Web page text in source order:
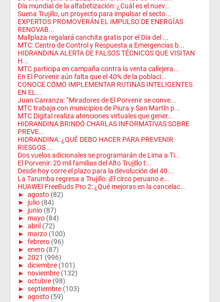
Día mundial de la alfabetización: ¿Cuál es el nuev...
Suena Trujillo, un proyecto para impulsar el secto...
EXPERTOS PROMOVERÁN EL IMPULSO DE ENERGÍAS
RENOVAB...
Mallplaza regalará canchita gratis por el Día del ...
MTC: Centro de Control y Respuesta a Emergencias b...
HIDRANDINA ALERTA DE FALSOS TÉCNICOS QUE VISITAN
H...
MTC participa en campaña contra la venta callejera...
En El Porvenir aún falta que el 40% de la poblaci...
CONOCE CÓMO IMPLEMENTAR RUTINAS INTELIGENTES
EN EL...
Juan Carranza: “Miradores de El Porvenir se conve...
MTC trabaja con municipios de Piura y San Martín p...
MTC Digital realiza atenciones virtuales que gener...
HIDRANDINA BRINDÓ CHARLAS INFORMATIVAS SOBRE
PREVE...
HIDRANDINA: ¿QUÉ DEBO HACER PARA PREVENIR
RIESGOS ...
Dos vuelos adicionales se programarán de Lima a Ti...
El Porvenir: 20 mil familias del Alto Trujillo t...
Desde hoy corre el plazo para la devolución del 40...
La Tarumba regresa a Trujillo: ¡El circo peruano e...
HUAWEI FreeBuds Pro 2: ¿Qué mejoras en la cancelac...
► agosto (82)
► julio (84)
► junio (87)
► mayo (84)
► abril (72)
► marzo (100)
► febrero (96)
► enero (87)
► 2021 (996)
► diciembre (101)
► noviembre (132)
► octubre (98)
► septiembre (103)
► agosto (59)